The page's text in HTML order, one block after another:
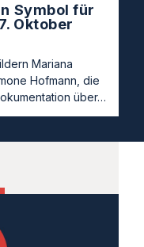
Symbol für
Oktober
Mariana
Hofmann, die
über…